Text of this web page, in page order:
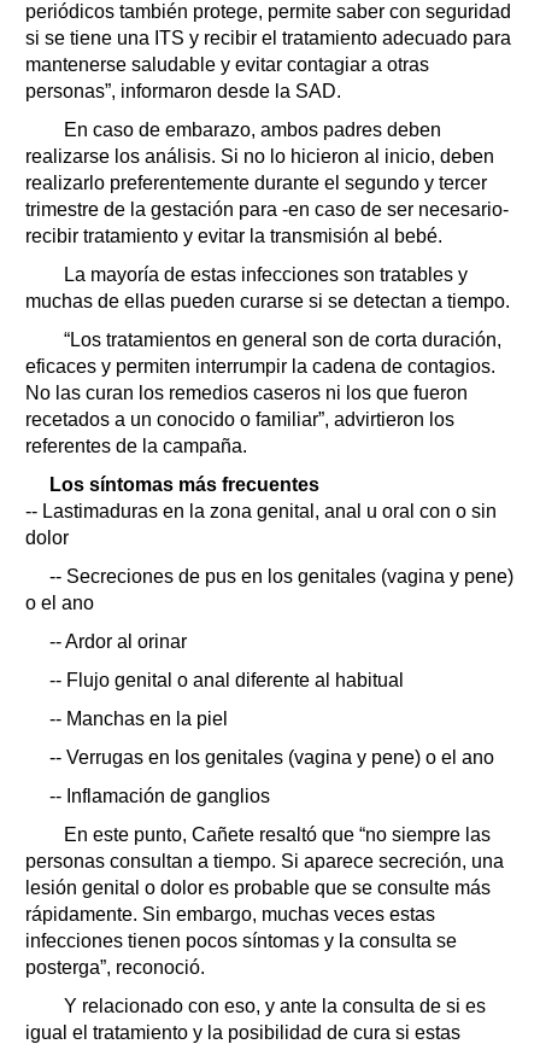
periódicos también protege, permite saber con seguridad
si se tiene una ITS y recibir el tratamiento adecuado para
mantenerse saludable y evitar contagiar a otras
personas”, informaron desde la SAD.
En caso de embarazo, ambos padres deben
realizarse los análisis. Si no lo hicieron al inicio, deben
realizarlo preferentemente durante el segundo y tercer
trimestre de la gestación para -en caso de ser necesario-
recibir tratamiento y evitar la transmisión al bebé.
La mayoría de estas infecciones son tratables y
muchas de ellas pueden curarse si se detectan a tiempo.
“Los tratamientos en general son de corta duración,
eficaces y permiten interrumpir la cadena de contagios.
No las curan los remedios caseros ni los que fueron
recetados a un conocido o familiar”, advirtieron los
referentes de la campaña.
Los síntomas más frecuentes
-- Lastimaduras en la zona genital, anal u oral con o sin
dolor
-- Secreciones de pus en los genitales (vagina y pene)
o el ano
-- Ardor al orinar
-- Flujo genital o anal diferente al habitual
-- Manchas en la piel
-- Verrugas en los genitales (vagina y pene) o el ano
-- Inflamación de ganglios
En este punto, Cañete resaltó que “no siempre las
personas consultan a tiempo. Si aparece secreción, una
lesión genital o dolor es probable que se consulte más
rápidamente. Sin embargo, muchas veces estas
infecciones tienen pocos síntomas y la consulta se
posterga”, reconoció.
Y relacionado con eso, y ante la consulta de si es
igual el tratamiento y la posibilidad de cura si estas